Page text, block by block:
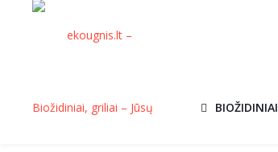
BIOŽIDINIAI